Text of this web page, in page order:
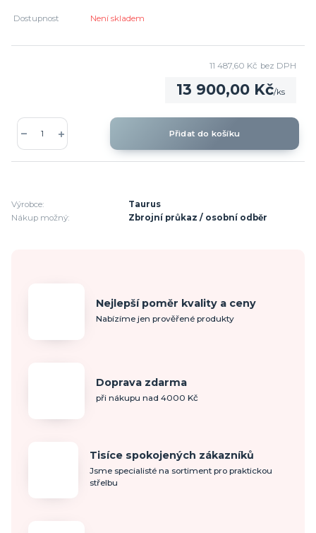
Dostupnost Není skladem
13 900,00 Kč/ks
11 487,60 Kč bez DPH
Přidat do košíku
Výrobce:
Taurus
Nákup možný:
Zbrojní průkaz / osobní odběr
Nejlepší poměr kvality a ceny
Nabízíme jen prověřené produkty
Doprava zdarma
při nákupu nad 4000 Kč
Tisíce spokojených zákazníků
Jsme specialisté na sortiment pro praktickou
střelbu